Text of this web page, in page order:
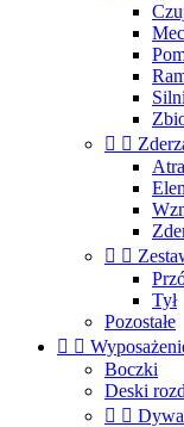
 
 
Tył
Pozostałe
 
Boczki
Deski
 